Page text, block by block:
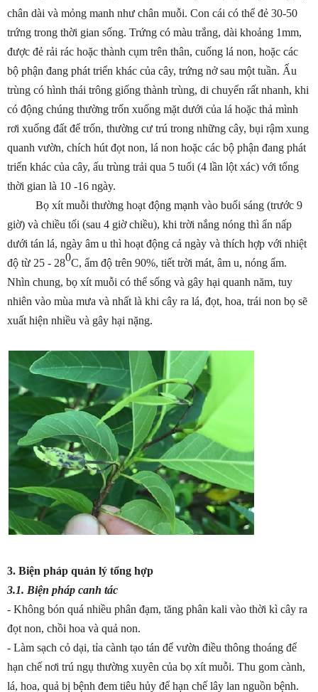
chân dài và mỏng manh như chân muỗi. Con cái có thể đẻ 30-50
trứng trong thời gian sống. Trứng có màu trắng, dài khoảng 1mm,
được đẻ rải rác hoặc thành cụm trên thân, cuống lá non, hoặc các
bộ phận đang phát triển khác của cây, trứng nở sau một tuần. Ấu
trùng có hình thái trông giống thành trùng, di chuyển rất nhanh, khi
có động chúng thường trốn xuống mặt dưới của lá hoặc thả mình
rơi xuống đất để trốn, thường cư trú trong những cây, bụi rậm xung
quanh vườn, chích hút đọt non, lá non hoặc các bộ phận đang phát
triển khác của cây, ấu trùng trải qua 5 tuổi (4 lần lột xác) với tổng
thời gian là 10 -16 ngày.
Bọ xít muỗi thường hoạt động mạnh vào buổi sáng (trước 9
giờ) và chiều tối (sau 4 giờ chiều), khi trời nắng nóng thì ẩn nấp
dưới tán lá, ngày âm u thì hoạt động cả ngày và thích hợp với nhiệt
độ từ 25 - 280C, ẩm độ trên 90%, tiết trời mát, âm u, nóng ẩm.
Nhìn chung, bọ xít muỗi có thể sống và gây hại quanh năm, tuy
nhiên vào mùa mưa và nhất là khi cây ra lá, đọt, hoa, trái non bọ sẽ
xuất hiện nhiều và gây hại nặng.
3. Biện pháp quản lý tổng hợp
3.1. Biện pháp canh tác
- Không bón quá nhiều phân đạm, tăng phân kali vào thời kì cây ra
đọt non, chồi hoa và quả non.
- Làm sạch cỏ dại, tỉa cành tạo tán để vườn điều thông thoáng để
hạn chế nơi trú ngụ thường xuyên của bọ xít muỗi. Thu gom cành,
lá, hoa, quả bị bệnh đem tiêu hủy để hạn chế lây lan nguồn bệnh.